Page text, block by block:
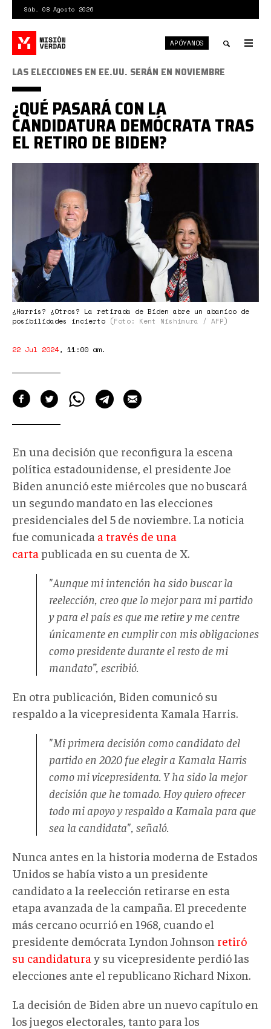
contenido
principal
Sáb. 08 Agosto 2026
APÓYANOS
harris.jpg
¿Harris? ¿Otros? La retirada de Biden abre un abanico de
posibilidades incierto (Foto: Kent Nishimura / AFP)
LAS ELECCIONES EN EE.UU. SERÁN EN NOVIEMBRE
¿QUÉ PASARÁ CON LA
CANDIDATURA DEMÓCRATA TRAS
EL RETIRO DE BIDEN?
22 Jul 2024, 11:00 am.
En una decisión que reconfigura la escena
política estadounidense, el presidente Joe
Biden anunció este miércoles que no buscará
un segundo mandato en las elecciones
presidenciales del 5 de noviembre. La noticia
fue comunicada a través de una
carta publicada en su cuenta de X.
"Aunque mi intención ha sido buscar la
reelección, creo que lo mejor para mi partido
y para el país es que me retire y me centre
únicamente en cumplir con mis obligaciones
como presidente durante el resto de mi
mandato”, escribió.
En otra publicación, Biden comunicó su
respaldo a la vicepresidenta Kamala Harris.
"Mi primera decisión como candidato del
partido en 2020 fue elegir a Kamala Harris
como mi vicepresidenta. Y ha sido la mejor
decisión que he tomado. Hoy quiero ofrecer
todo mi apoyo y respaldo a Kamala para que
sea la candidata", señaló.
Nunca antes en la historia moderna de Estados
Unidos se había visto a un presidente
candidato a la reelección retirarse en esta
etapa avanzada de la campaña. El precedente
más cercano ocurrió en 1968, cuando el
presidente demócrata Lyndon Johnson retiró
su candidatura y su vicepresidente perdió las
elecciones ante el republicano Richard Nixon.
La decisión de Biden abre un nuevo capítulo en
los juegos electorales, tanto para los